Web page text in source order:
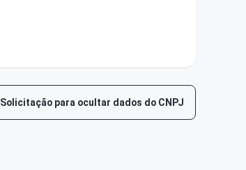
Solicitação para ocultar dados do CNPJ